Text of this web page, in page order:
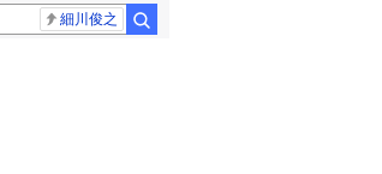
細川俊之